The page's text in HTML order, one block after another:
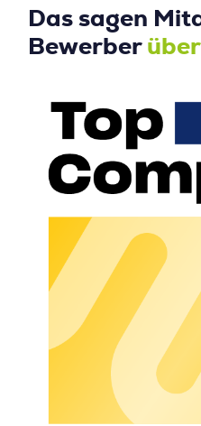
Das sagen
Bewerber